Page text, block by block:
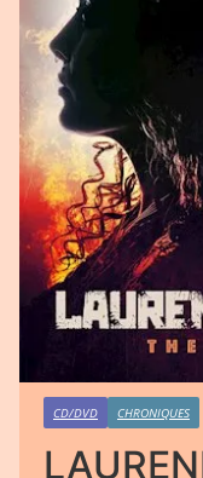
CD/DVD CHRONIQUES